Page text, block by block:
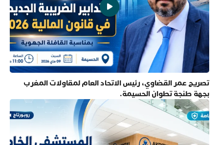
تصريح عمر القضاوي، رئيس الاتحاد العام لمقاولات المغرب
بجهة طنجة تطوان الحسيمة.